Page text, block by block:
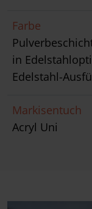
Farbe
in
Edelstahl-
Markisentuch
Acryl Uni